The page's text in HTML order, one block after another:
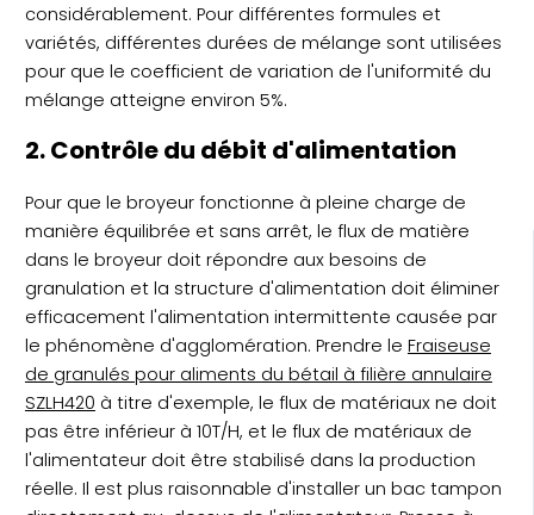
considérablement. Pour différentes formules et
variétés, différentes durées de mélange sont utilisées
pour que le coefficient de variation de l'uniformité du
mélange atteigne environ 5%.
2. Contrôle du débit d'alimentation
Pour que le broyeur fonctionne à pleine charge de
manière équilibrée et sans arrêt, le flux de matière
dans le broyeur doit répondre aux besoins de
granulation et la structure d'alimentation doit éliminer
efficacement l'alimentation intermittente causée par
le phénomène d'agglomération. Prendre le Fraiseuse
de granulés pour aliments du bétail à filière annulaire
SZLH420 à titre d'exemple, le flux de matériaux ne doit
pas être inférieur à 10T/H, et le flux de matériaux de
l'alimentateur doit être stabilisé dans la production
réelle. Il est plus raisonnable d'installer un bac tampon